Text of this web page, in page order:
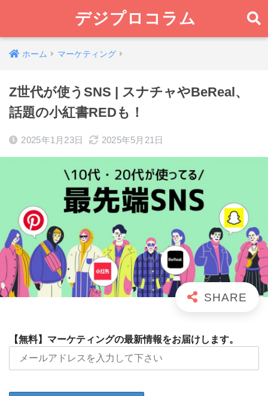
デジプロコラム
ホーム マーケティング
Z世代が使うSNS | スナチャやBeReal、
話題の小紅書REDも！
2025年1月23日 2025年5月21日
【無料】マーケティングの最新情報をお届けします。